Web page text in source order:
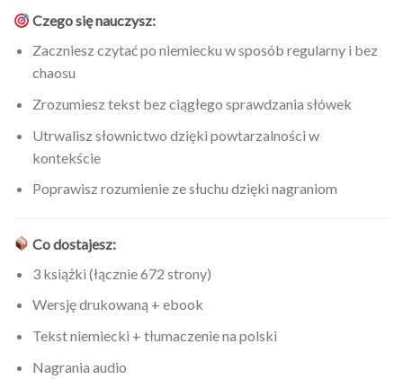
Czego się nauczysz:
Zaczniesz czytać po niemiecku w sposób regularny i bez
chaosu
Zrozumiesz tekst bez ciągłego sprawdzania słówek
Utrwalisz słownictwo dzięki powtarzalności w
kontekście
Poprawisz rozumienie ze słuchu dzięki nagraniom
Co dostajesz:
3 książki (łącznie 672 strony)
Wersję drukowaną + ebook
Tekst niemiecki + tłumaczenie na polski
Nagrania audio